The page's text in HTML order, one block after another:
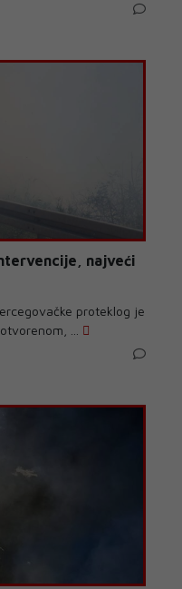
najveći
proteklog je
...